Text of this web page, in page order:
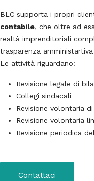
BLC supporta i propri
contabile, che oltre ad
realtà imprenditoriali
trasparenza
Le attività riguardano:
Revisione legale di
Collegi sindacali
Revisione volontaria
Revisione volontaria
Revisione periodica
Contattaci